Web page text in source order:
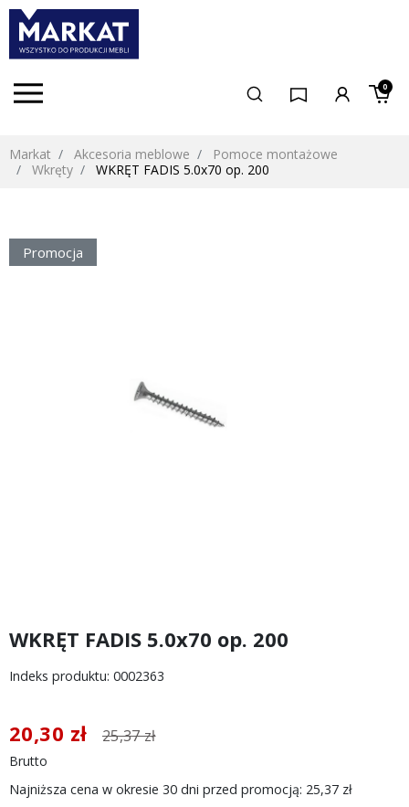
0
Markat Akcesoria meblowe
Pomoce montażowe
Wkręty
WKRĘT FADIS 5.0x70 op. 200
Promocja
WKRĘT FADIS 5.0x70 op. 200
Indeks produktu: 0002363
20,30 zł 25,37 zł
Brutto
Najniższa cena w okresie 30 dni przed promocją: 25,37 zł